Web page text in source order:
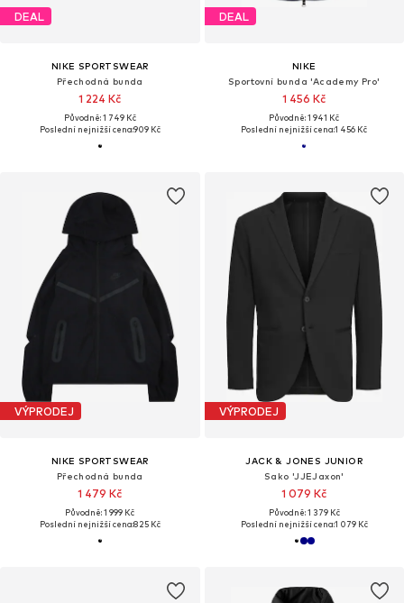
DEAL
NIKE SPORTSWEAR
Přechodná bunda
1 224 Kč
Původně: 1 749 Kč
Poslední nejnižší cena:909 Kč
DEAL
NIKE
Sportovní bunda 'Academy Pro'
1 456 Kč
Původně: 1 941 Kč
Poslední nejnižší cena:1 456 Kč
VÝPRODEJ
NIKE SPORTSWEAR
Přechodná bunda
1 479 Kč
Původně: 1 999 Kč
Poslední nejnižší cena:825 Kč
VÝPRODEJ
JACK & JONES JUNIOR
Sako 'JJEJaxon'
1 079 Kč
Původně: 1 379 Kč
Poslední nejnižší cena:1 079 Kč